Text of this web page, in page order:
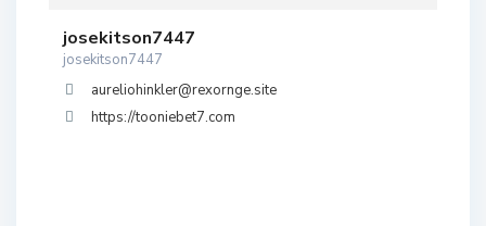
josekitson7447
josekitson7447
aureliohinkler@rexornge.site
https://tooniebet7.com